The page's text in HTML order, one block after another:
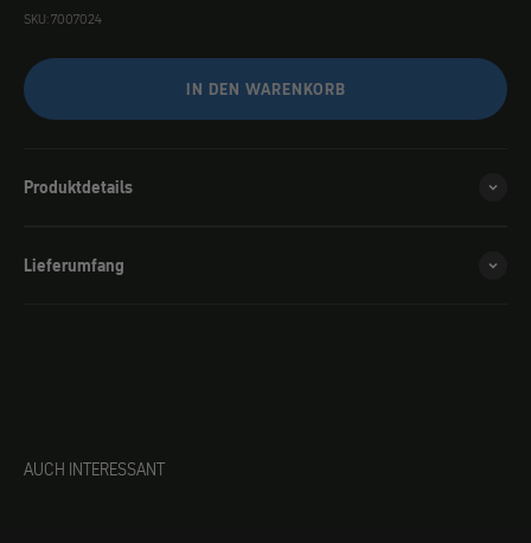
SKU: 7007024
IN DEN WARENKORB
Produktdetails
Lieferumfang
AUCH INTERESSANT